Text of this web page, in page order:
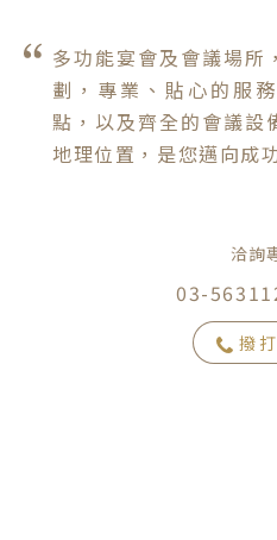
多功能宴會及會議場所
劃，專業、貼心的服
點，以及齊全的會議設
地理位置，是您邁向成
洽詢
03-
撥